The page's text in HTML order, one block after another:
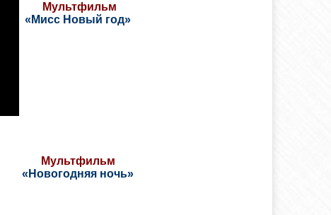
Мультфильм
«Мисс Новый год»
Мультфильм
«Новогодняя ночь»